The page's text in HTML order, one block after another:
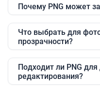
Почему PNG может
Что выбрать для
прозрачности?
Подходит ли PNG
редактирования?